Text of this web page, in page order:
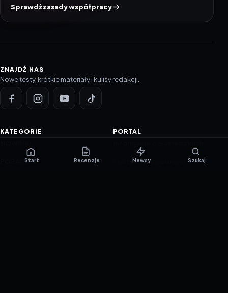
Sprawdź zasady współpracy
ZNAJDŹ NAS
Nowe testy, krótkie materiały i kulisy redakcji.
KATEGORIE
PORADNIKI
PORTAL
Polityka prywatności
Start Recenzje Newsy Szukaj